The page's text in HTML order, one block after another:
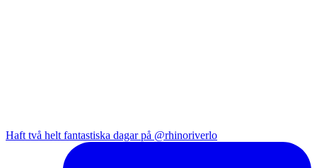
Haft två helt fantastiska dagar på @rhinoriverlo